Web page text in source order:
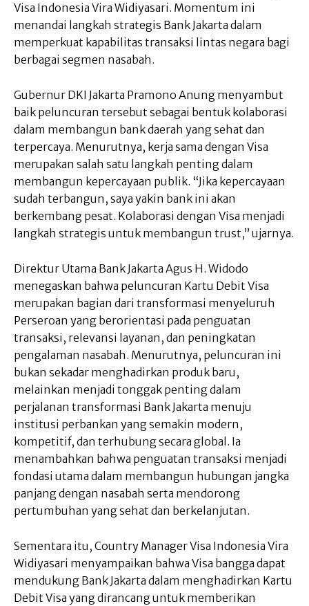
Visa Indonesia Vira Widiyasari. Momentum ini
menandai langkah strategis Bank Jakarta dalam
memperkuat kapabilitas transaksi lintas negara bagi
berbagai segmen nasabah.
Gubernur DKI Jakarta Pramono Anung menyambut
baik peluncuran tersebut sebagai bentuk kolaborasi
dalam membangun bank daerah yang sehat dan
terpercaya. Menurutnya, kerja sama dengan Visa
merupakan salah satu langkah penting dalam
membangun kepercayaan publik. “Jika kepercayaan
sudah terbangun, saya yakin bank ini akan
berkembang pesat. Kolaborasi dengan Visa menjadi
langkah strategis untuk membangun trust,” ujarnya.
Direktur Utama Bank Jakarta Agus H. Widodo
menegaskan bahwa peluncuran Kartu Debit Visa
merupakan bagian dari transformasi menyeluruh
Perseroan yang berorientasi pada penguatan
transaksi, relevansi layanan, dan peningkatan
pengalaman nasabah. Menurutnya, peluncuran ini
bukan sekadar menghadirkan produk baru,
melainkan menjadi tonggak penting dalam
perjalanan transformasi Bank Jakarta menuju
institusi perbankan yang semakin modern,
kompetitif, dan terhubung secara global. Ia
menambahkan bahwa penguatan transaksi menjadi
fondasi utama dalam membangun hubungan jangka
panjang dengan nasabah serta mendorong
pertumbuhan yang sehat dan berkelanjutan.
Sementara itu, Country Manager Visa Indonesia Vira
Widiyasari menyampaikan bahwa Visa bangga dapat
mendukung Bank Jakarta dalam menghadirkan Kartu
Debit Visa yang dirancang untuk memberikan